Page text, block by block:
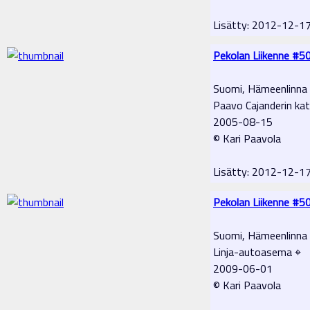
Lisätty: 2012-12-
Pekolan Liikenne
Suomi, Hämeenlinna
Paavo Cajanderin
2005-08-15
© Kari Paavola
Lisätty: 2012-12-
Pekolan Liikenne
Suomi, Hämeenlinna
Linja-autoasema ⌖
2009-06-01
© Kari Paavola